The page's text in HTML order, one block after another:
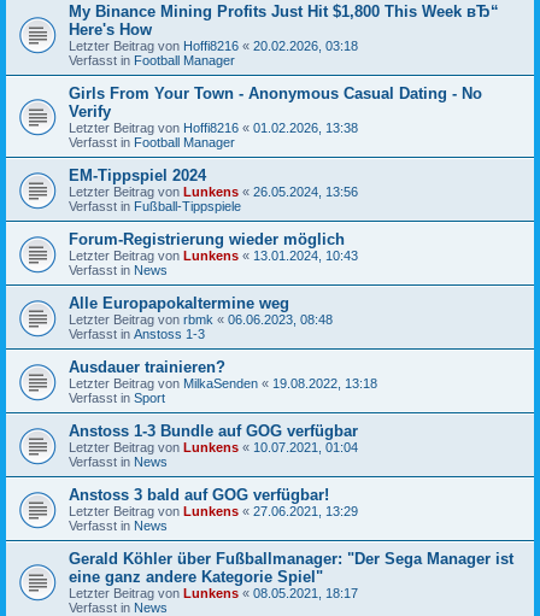
My Binance Mining Profits Just Hit $1,800 This Week вЂ“
Here's How
Letzter Beitrag von Hoffi8216 « 20.02.2026, 03:18
Verfasst in Football Manager
Girls From Your Town - Anonymous Casual Dating - No
Verify
Letzter Beitrag von Hoffi8216 « 01.02.2026, 13:38
Verfasst in Football Manager
EM-Tippspiel 2024
Letzter Beitrag von Lunkens « 26.05.2024, 13:56
Verfasst in Fußball-Tippspiele
Forum-Registrierung wieder möglich
Letzter Beitrag von Lunkens « 13.01.2024, 10:43
Verfasst in News
Alle Europapokaltermine weg
Letzter Beitrag von rbmk « 06.06.2023, 08:48
Verfasst in Anstoss 1-3
Ausdauer trainieren?
Letzter Beitrag von MilkaSenden « 19.08.2022, 13:18
Verfasst in Sport
Anstoss 1-3 Bundle auf GOG verfügbar
Letzter Beitrag von Lunkens « 10.07.2021, 01:04
Verfasst in News
Anstoss 3 bald auf GOG verfügbar!
Letzter Beitrag von Lunkens « 27.06.2021, 13:29
Verfasst in News
Gerald Köhler über Fußballmanager: "Der Sega Manager ist
eine ganz andere Kategorie Spiel"
Letzter Beitrag von Lunkens « 08.05.2021, 18:17
Verfasst in News